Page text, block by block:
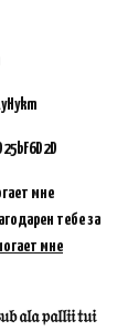
мне
тебе за
мне
𝔭𝔞𝔩𝔩𝔦𝔦 𝔱𝔲𝔦